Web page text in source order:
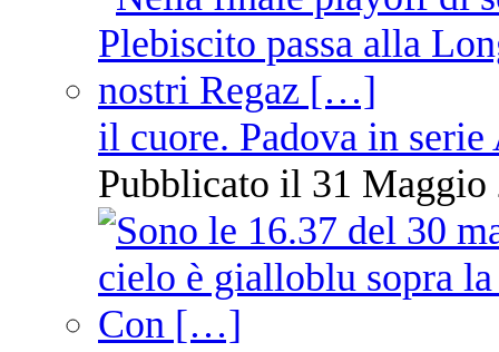
il cuore. Padova in serie
Pubblicato il 31 Maggio